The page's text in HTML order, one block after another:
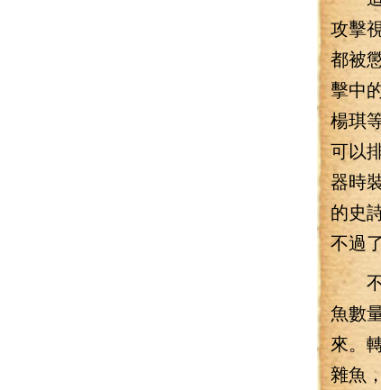
攻擊
都被
擊中
楊琪
可以
器時
的史
不過
不過
魚數
來。
雜魚